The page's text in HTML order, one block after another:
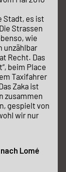
Stadt, es ist
Strassen
wie
unzählbar
Recht. Das
beim Place
Taxifahrer
Zaka ist
zusammen
gespielt von
wir nur
Lomé